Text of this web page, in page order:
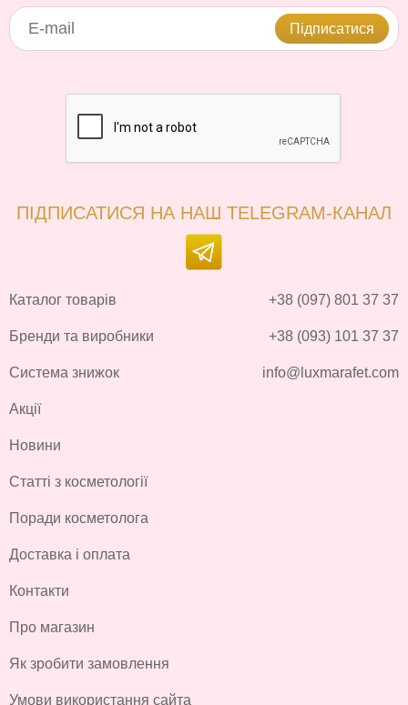
Підписатися
ПІДПИСАТИСЯ НА НАШ TELEGRAM-КАНАЛ
Каталог товарів
Бренди та виробники
Система знижок
Акції
Новини
Статті з косметології
Поради косметолога
Доставка і оплата
Контакти
Про магазин
Як зробити замовлення
Умови використання сайта
+38 (097) 801 37 37
+38 (093) 101 37 37
info@luxmarafet.com